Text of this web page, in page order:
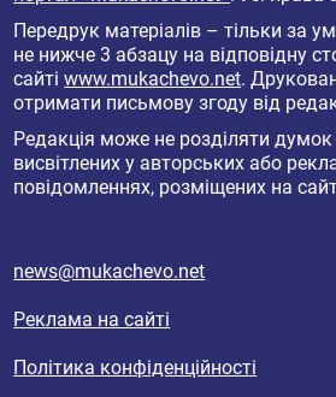
Передрук матеріалів – тільки за
не нижче 3 абзацу на відповідну
сайтіwww.mukachevo.net.
отримати письмову згоду від
Редакція може не розділяти думок
висвітлених у авторських або
повідомленнях, розміщених на
news@mukachevo.net
Реклама на сайті
Політика конфіденційності